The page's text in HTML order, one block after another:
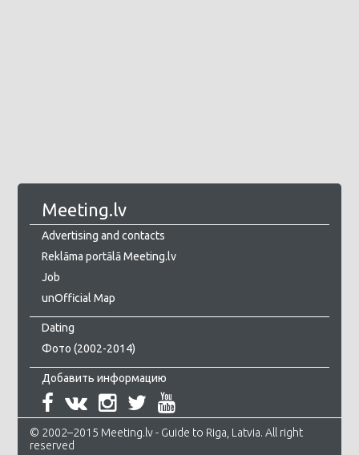
Meeting.lv
Advertising and contacts
Reklāma portālā Meeting.lv
Job
unOfficial Map
Dating
Фото (2002-2014)
Добавить информацию
© 2002–2015 Meeting.lv - Guide to Riga, Latvia. All right
reserved